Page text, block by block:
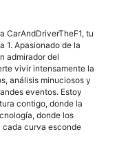
CarAndDriverTheF1, tu
1. Apasionado de la
admirador del
vivir intensamente la
análisis minuciosos y
eventos. Estoy
contigo, donde la
donde los
cada curva esconde